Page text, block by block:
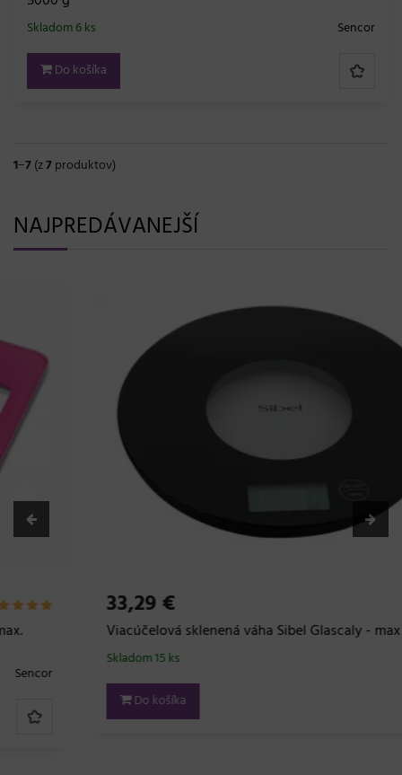
Sencor
Skladom 6 ks
Do košíka
1−7(z7produktov)
NAJPREDÁVANEJŠÍ
33,29 €
Viacúčelová sklenená váha Sibel Glascaly - max 5000 g